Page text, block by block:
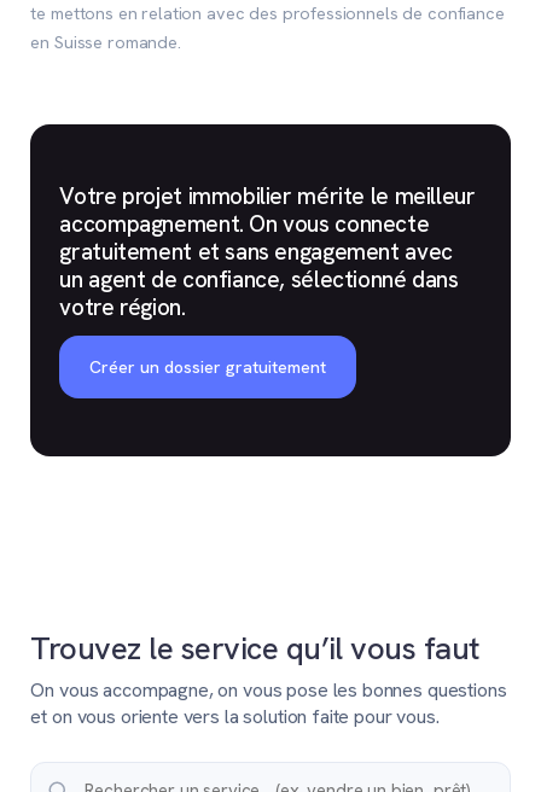
te mettons en relation avec des professionnels de confiance
en Suisse romande.
Votre projet immobilier mérite le meilleur
accompagnement. On vous connecte
gratuitement et sans engagement avec
un agent de confiance, sélectionné dans
votre région.
Créer un dossier gratuitement
Trouvez le service qu’il vous faut
On vous accompagne, on vous pose les bonnes questions
et on vous oriente vers la solution faite pour vous.